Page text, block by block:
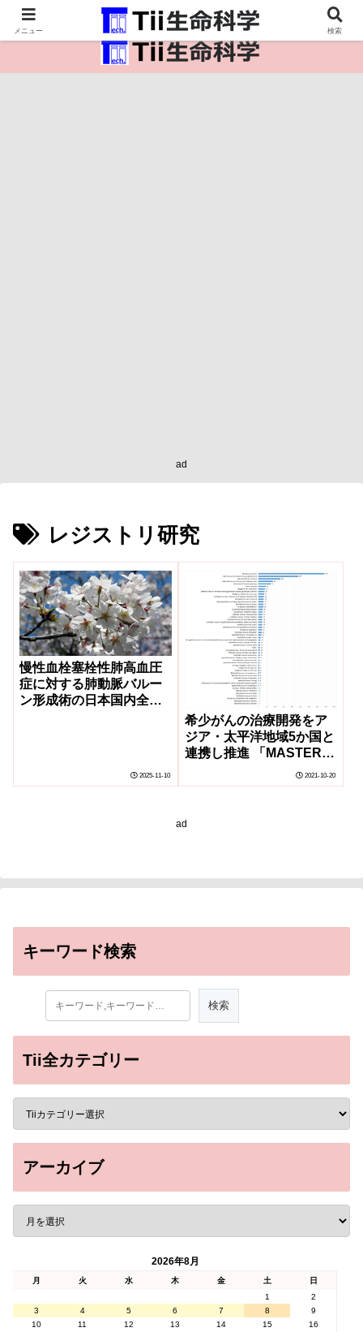
医療保健・生命・生物の情報インフラ。
ad
レジストリ研究
慢性血栓塞栓性肺高血圧
症に対する肺動脈バルー
ン形成術の日本国内全体
2025-11-10
希少がんの治療開発をア
ジア・太平洋地域5か国と
連携し推進 「MASTER
2021-10-20
ad
キーワード検索
Tii全カテゴリー
アーカイブ
2026年8月
月 火 水 木 金 土
日
1
2
3
4 5 6 7 8
9
10
11 12 13 14 15
16
メニュー 検索